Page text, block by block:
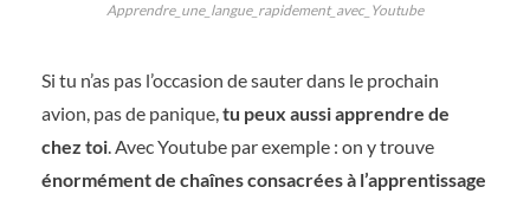
Apprendre_une_langue_rapidement_avec_Youtube
Si tu n’as pas l’occasion de sauter dans le prochain
avion, pas de panique,tu peux aussi apprendre de
chez toi. Avec Youtube par exemple : on y trouve
énormément de chaînes consacrées à l’apprentissage